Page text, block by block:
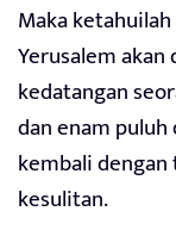
Maka
Yerusalem
kedatangan
dan enam
kembali
kesulitan.